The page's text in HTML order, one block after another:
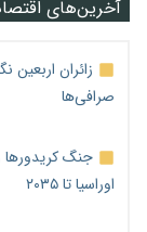
آخرین‌های
زائران اربعین
صرافی‌ها
اوراسیا تا ۲۰۳۵